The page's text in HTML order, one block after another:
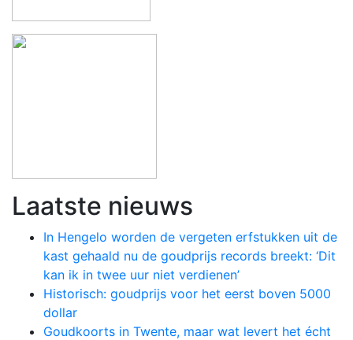
Laatste nieuws
In Hengelo worden de vergeten erfstukken uit de
kast gehaald nu de goudprijs records breekt: ‘Dit
kan ik in twee uur niet verdienen’
Historisch: goudprijs voor het eerst boven 5000
dollar
Goudkoorts in Twente, maar wat levert het écht